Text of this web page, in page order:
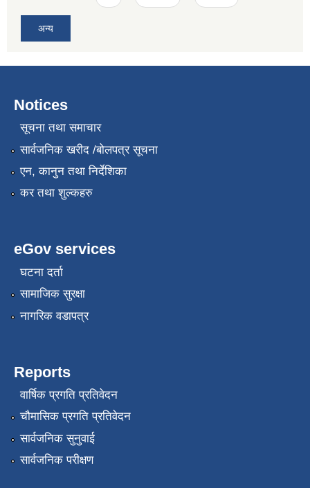
अन्य
Notices
सूचना तथा समाचार
सार्वजनिक खरीद /बोलपत्र सूचना
एन, कानुन तथा निर्देशिका
कर तथा शुल्कहरु
eGov services
घटना दर्ता
सामाजिक सुरक्षा
नागरिक वडापत्र
Reports
वार्षिक प्रगति प्रतिवेदन
चौमासिक प्रगति प्रतिवेदन
सार्वजनिक सुनुवाई
सार्वजनिक परीक्षण